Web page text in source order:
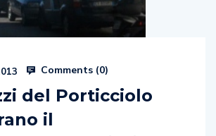
Comments (0)
del Porticciolo
il